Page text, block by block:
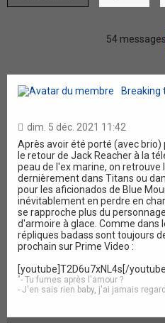
54 messages
Breaking
dim. 5 déc. 2021 11:42
Après avoir été porté (avec brio)
le retour de Jack Reacher à la
peau de l'ex marine, on retrouve
dernièrement dans Titans ou
pour les aficionados de Blue
inévitablement en perdre en
se rapproche plus du
d'armoire à glace. Comme dans
répliques badass sont toujours
prochain sur Prime Video :
[youtube]T2D6u7xNL4s[/youtube]
"- Tu fumes après l'amour ?
- J'en sais rien baby, j'ai jamais